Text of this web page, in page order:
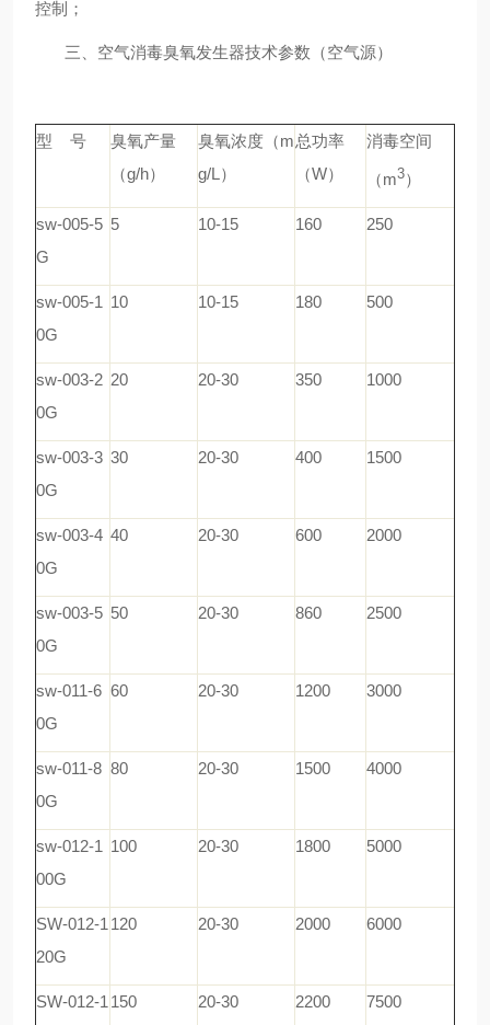
控制；
三、 空气消毒臭氧发生器技术参数（空气源）
型 号
臭氧产量
（g/h）
臭氧浓度（m
g/L）
总功率
（W）
消毒空间
（m3）
sw-005-5
G
5 10-15 160 250
sw-005-1
0G
10 10-15 180 500
sw-003-2
0G
20 20-30 350 1000
sw-003-3
0G
30 20-30 400 1500
sw-003-4
0G
40 20-30 600 2000
sw-003-5
0G
50 20-30 860 2500
sw-011-6
0G
60 20-30 1200 3000
sw-011-8
0G
80 20-30 1500 4000
sw-012-1
00G
100 20-30 1800 5000
SW-012-1
20G
120 20-30 2000 6000
SW-012-1 150 20-30 2200 7500